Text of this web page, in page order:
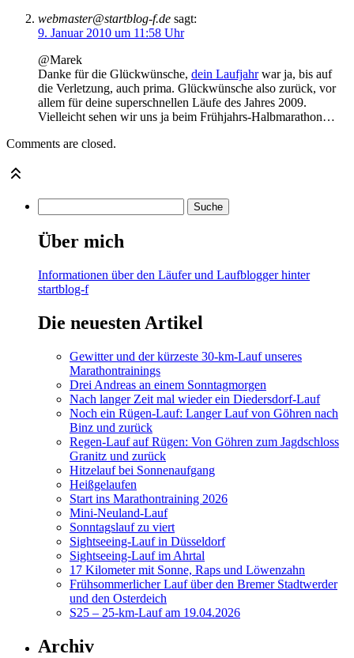
webmaster@startblog-f.de sagt:
9. Januar 2010 um 11:58 Uhr
@Marek
Danke für die Glückwünsche, dein Laufjahrwar ja, bis auf
die Verletzung, auch prima. Glückwünsche also zurück, vor
allem für deine superschnellen Läufe des Jahres 2009.
Vielleicht sehen wir uns ja beim Frühjahrs-Halbmarathon…
Comments are closed.
Über mich
Informationen über den Läufer und Laufblogger hinter
startblog-f
Die neuesten Artikel
Gewitter und der kürzeste 30-km-Lauf unseres
Marathontrainings
Drei Andreas an einem Sonntagmorgen
Nach langer Zeit mal wieder ein Diedersdorf-Lauf
Noch ein Rügen-Lauf: Langer Lauf von Göhren nach
Binz und zurück
Regen-Lauf auf Rügen: Von Göhren zum Jagdschloss
Granitz und zurück
Hitzelauf bei Sonnenaufgang
Heißgelaufen
Start ins Marathontraining 2026
Mini-Neuland-Lauf
Sonntagslauf zu viert
Sightseeing-Lauf in Düsseldorf
Sightseeing-Lauf im Ahrtal
17 Kilometer mit Sonne, Raps und Löwenzahn
Frühsommerlicher Lauf über den Bremer Stadtwerder
und den Osterdeich
S25 – 25-km-Lauf am 19.04.2026
Archiv